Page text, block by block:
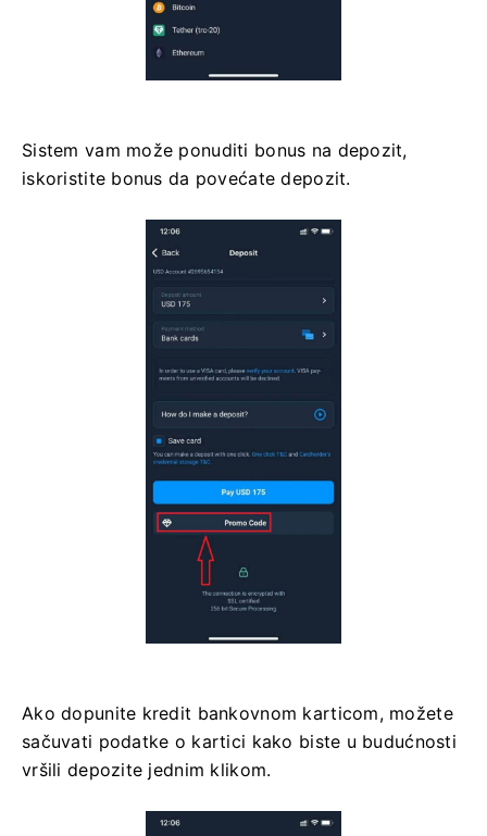
Sistem vam može ponuditi bonus na depozit,
iskoristite bonus da povećate depozit.
Ako dopunite kredit bankovnom karticom, možete
sačuvati podatke o kartici kako biste u budućnosti
vršili depozite jednim klikom.